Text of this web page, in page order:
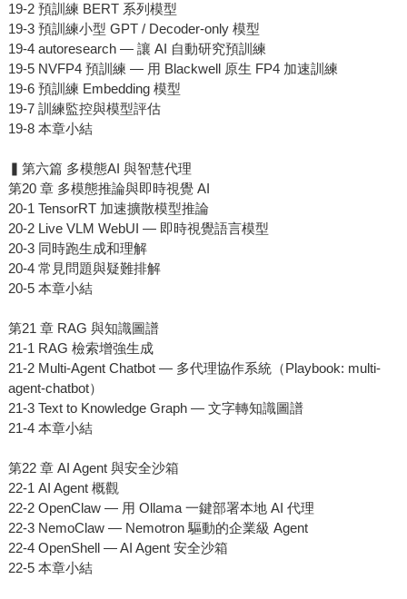
19-2 預訓練 BERT 系列模型
19-3 預訓練小型 GPT / Decoder-only 模型
19-4 autoresearch — 讓 AI 自動研究預訓練
19-5 NVFP4 預訓練 — 用 Blackwell 原生 FP4 加速訓練
19-6 預訓練 Embedding 模型
19-7 訓練監控與模型評估
19-8 本章小結
▍第六篇 多模態AI 與智慧代理
第20 章 多模態推論與即時視覺 AI
20-1 TensorRT 加速擴散模型推論
20-2 Live VLM WebUI — 即時視覺語言模型
20-3 同時跑生成和理解
20-4 常見問題與疑難排解
20-5 本章小結
第21 章 RAG 與知識圖譜
21-1 RAG 檢索增強生成
21-2 Multi-Agent Chatbot — 多代理協作系統（Playbook: multi-
agent-chatbot）
21-3 Text to Knowledge Graph — 文字轉知識圖譜
21-4 本章小結
第22 章 AI Agent 與安全沙箱
22-1 AI Agent 概觀
22-2 OpenClaw — 用 Ollama 一鍵部署本地 AI 代理
22-3 NemoClaw — Nemotron 驅動的企業級 Agent
22-4 OpenShell — AI Agent 安全沙箱
22-5 本章小結